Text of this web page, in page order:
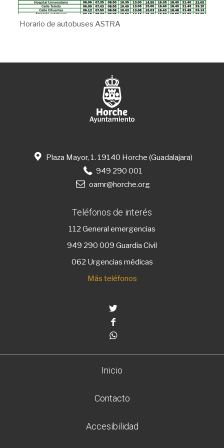
Horario de autobuses ASTRA
Plaza Mayor, 1. 19140 Horche (Guadalajara)
949 290 001
oamr@horche.org
Teléfonos de interés
112 General emergencias
949 290 009 Guardia Civil
062 Urgencias médicas
Más teléfonos
Inicio
Contacto
Accesibilidad